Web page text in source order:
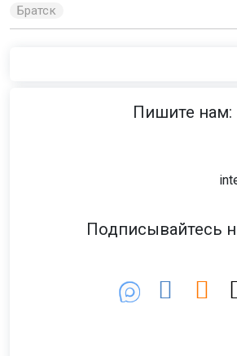
В воскресенье, 9 августа, в
порывы ветра достигнут 16 м/с. По
будет до +17 градусов, по юго-